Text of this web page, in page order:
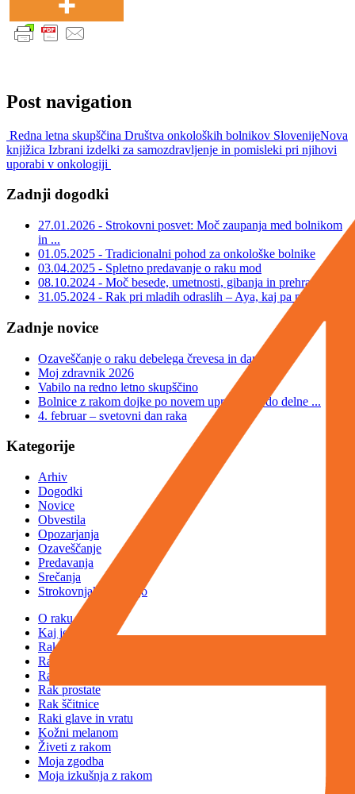
Post navigation
Redna letna skupščina Društva onkoloških bolnikov SlovenijeNova
knjižica Izbrani izdelki za samozdravljenje in pomisleki pri njihovi
uporabi v onkologiji
Zadnji dogodki
27.01.2026 - Strokovni posvet: Moč zaupanja med bolnikom
in ...
01.05.2025 - Tradicionalni pohod za onkološke bolnike
03.04.2025 - Spletno predavanje o raku mod
08.10.2024 - Moč besede, umetnosti, gibanja in prehrane
31.05.2024 - Rak pri mladih odraslih – Aya, kaj pa pol?
Zadnje novice
Ozaveščanje o raku debelega črevesa in danke
Moj zdravnik 2026
Vabilo na redno letno skupščino
Bolnice z rakom dojke po novem upravičene do delne ...
4. februar – svetovni dan raka
Kategorije
Arhiv
Dogodki
Novice
Obvestila
Opozarjanja
Ozaveščanje
Predavanja
Srečanja
Strokovnjaki govorijo
O raku
Kaj je rak
Rak dojke
Rak mod
Rak pljuč
Rak prostate
Rak ščitnice
Raki glave in vratu
Kožni melanom
Živeti z rakom
Moja zgodba
Moja izkušnja z rakom